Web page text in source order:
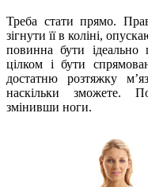
Треба стати прямо.
зігнути її в коліні,
повинна бути ідеально
цілком і бути
достатню розтяжку
наскільки зможете.
змінивши ноги.